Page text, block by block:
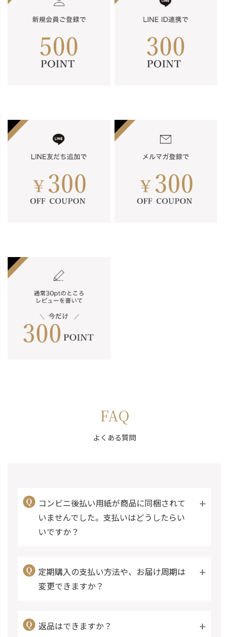
FAQ
よくある質問
コンビニ後払い用紙が商品に同梱されて
いませんでした。支払いはどうしたらい
いですか？
定期購入の支払い方法や、お届け周期は
変更できますか？
返品はできますか？